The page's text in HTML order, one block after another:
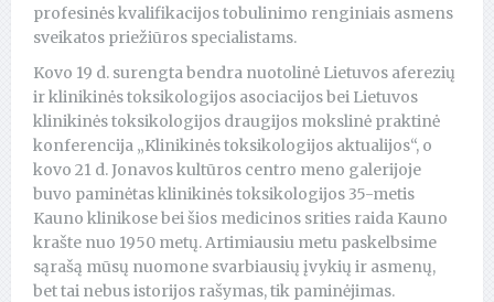
profesinės kvalifikacijos tobulinimo renginiais asmens
sveikatos priežiūros specialistams.
Kovo 19 d. surengta bendra nuotolinė Lietuvos aferezių
ir klinikinės toksikologijos asociacijos bei Lietuvos
klinikinės toksikologijos draugijos mokslinė praktinė
konferencija „Klinikinės toksikologijos aktualijos“, o
kovo 21 d. Jonavos kultūros centro meno galerijoje
buvo paminėtas klinikinės toksikologijos 35-metis
Kauno klinikose bei šios medicinos srities raida Kauno
krašte nuo 1950 metų. Artimiausiu metu paskelbsime
sąrašą mūsų nuomone svarbiausių įvykių ir asmenų,
bet tai nebus istorijos rašymas, tik paminėjimas.